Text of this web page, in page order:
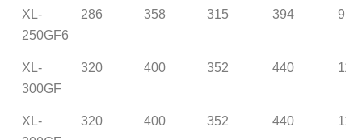
XL-
250GF6
286 358 315 394 9.8
XL-
300GF
320 400 352 440 11.6
XL-
320 400 352 440 11.6